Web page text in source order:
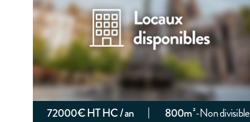
72000€ HT HC / an 800m²-Non divisible